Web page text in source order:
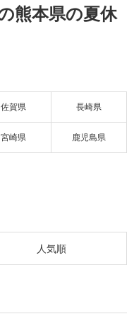
熊本県の夏休
佐賀県 長崎県
宮崎県 鹿児島県
人気順